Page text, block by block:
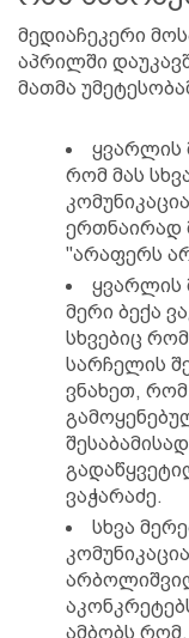
მედიაჩეკერი
აპრილში
მათმა
ყვარლის
რომ მას
ერთნაირად
"არაფერს
ყვარლის
მერი ბექა
სხვებიც
სარჩელის
ვნახეთ,
ვაჭარაძე.
სხვა
ამბობს